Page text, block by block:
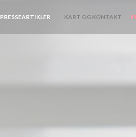
PRESSEARTIKLER ((ÅPNER I ET NYTT VINDU))
KART OG KONTAKT